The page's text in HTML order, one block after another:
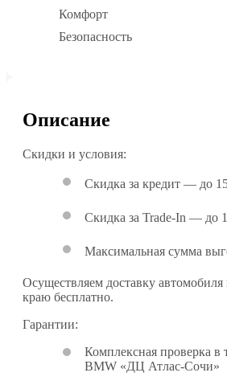
Комфорт
Безопасность
Описание
Скидки и условия:
Скидка за кредит — до
Скидка за Trade-In — до
Максимальная сумма
Осуществляем доставку
краю бесплатно.
Гарантии:
Комплексная проверка в
BMW «ДЦ Атлас-Сочи»